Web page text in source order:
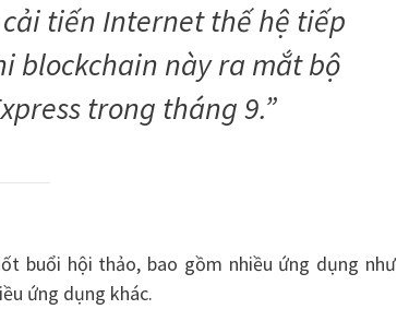
tiến Internet thế hệ tiếp
blockchain này ra mắt bộ
trong tháng 9.”
buổi hội thảo, bao gồm nhiều ứng dụng như
ứng dụng khác.